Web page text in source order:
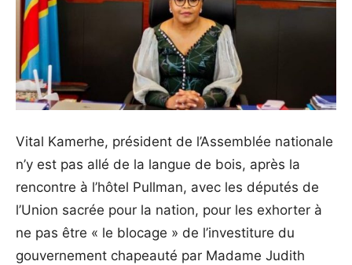
Vital Kamerhe, président de l’Assemblée nationale
n’y est pas allé de la langue de bois, après la
rencontre à l’hôtel Pullman, avec les députés de
l’Union sacrée pour la nation, pour les exhorter à
ne pas être « le blocage » de l’investiture du
gouvernement chapeauté par Madame Judith